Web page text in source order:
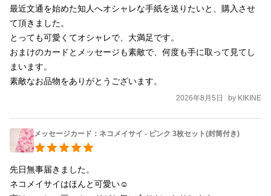
最近文通を始めた知人へオシャレな手紙を送りたいと、購入させ
て頂きました。
とっても可愛くてオシャレで、大満足です。
おまけのカードとメッセージも素敵で、何度も手に取って見てし
まいます。
素敵なお品物をありがとうございます。
2026年8月5日 by KIKINE
メッセージカード：ネコメイサイ - ピンク 3枚セット(封筒付き)
先日無事届きました。
ネコメイサイはほんと可愛い☺️